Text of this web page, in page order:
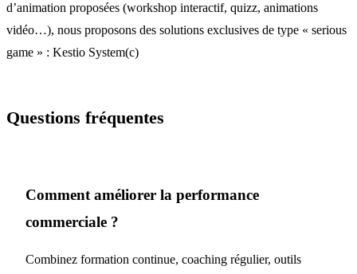
d’animation proposées (workshop interactif, quizz, animations
vidéo…), nous proposons des solutions exclusives de type « serious
game » : Kestio System(c)
Questions fréquentes
Comment améliorer la performance
commerciale ?
Combinez formation continue, coaching régulier, outils